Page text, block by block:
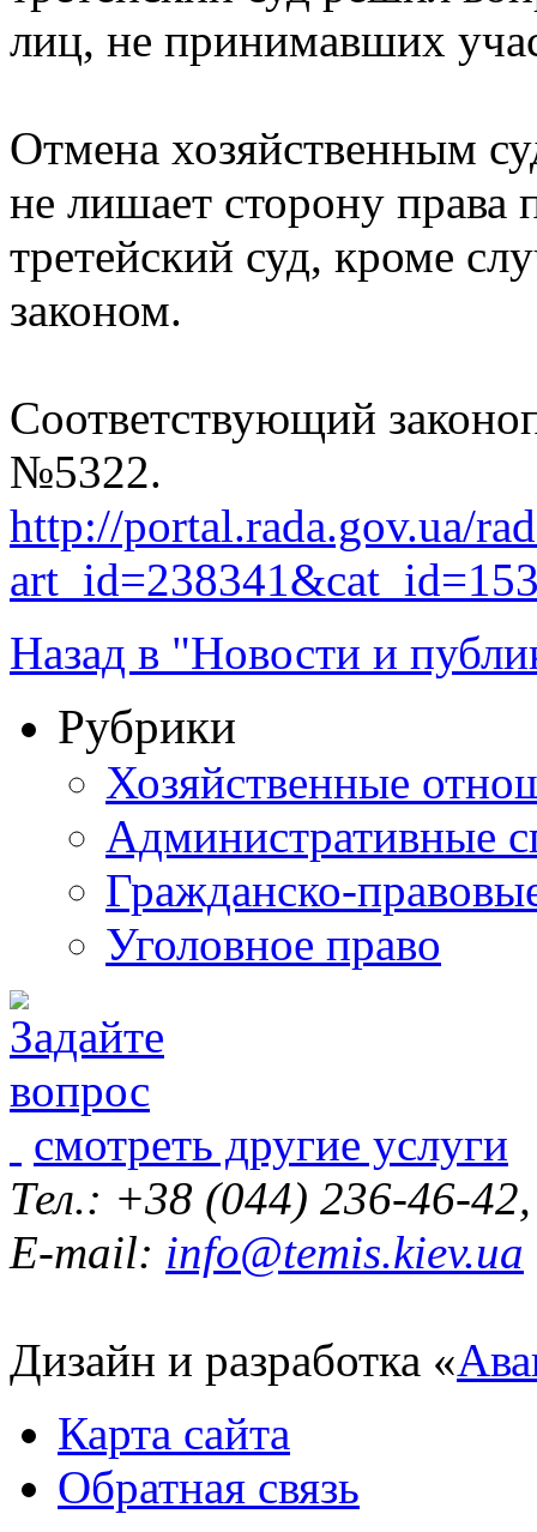
лиц, не принимавших
Отмена хозяйственным
не лишает сторону права
третейский суд, кроме
законом.
Соответствующий
№5322.
http://portal.rada.gov.ua/
Назад в "Новости и
Рубрики
Хозяйственные
Административные
Гражданско-
Уголовное право
смотреть другие услуги
Тел.: +38 (044) 236-46-
E-mail: info@temis.kiev.ua
Дизайн и разработка «
Карта сайта
Обратная связь